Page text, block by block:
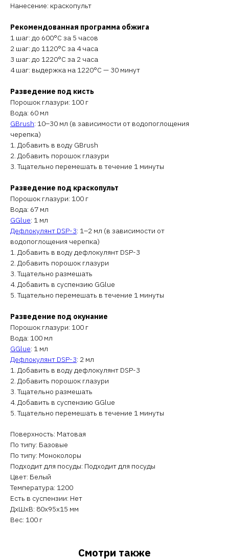
Нанесение: краскопульт
Рекомендованная программа обжига
1 шаг: до 600°C за 5 часов
2 шаг: до 1120°C за 4 часа
3 шаг: до 1220°C за 2 часа
4 шаг: выдержка на 1220°C — 30 минут
Разведение под кисть
Порошок глазури: 100 г
Вода: 60 мл
GBrush: 10–30 мл (в зависимости от водопоглощения
черепка)
1. Добавить в воду GBrush
2. Добавить порошок глазури
3. Тщательно перемешать в течение 1 минуты
Разведение под краскопульт
Порошок глазури: 100 г
Вода: 67 мл
GGlue: 1 мл
Дефлокулянт DSP-3: 1–2 мл (в зависимости от
водопоглощения черепка)
1. Добавить в воду дефлокулянт DSP-3
2. Добавить порошок глазури
3. Тщательно размешать
4. Добавить в суспензию GGlue
5. Тщательно перемешать в течение 1 минуты
Разведение под окунание
Порошок глазури: 100 г
Вода: 100 мл
GGlue: 1 мл
Дефлокулянт DSP-3: 2 мл
1. Добавить в воду дефлокулянт DSP-3
2. Добавить порошок глазури
3. Тщательно размешать
4. Добавить в суспензию GGlue
5. Тщательно перемешать в течение 1 минуты
Поверхность: Матовая
По типу: Базовые
По типу: Моноколоры
Подходит для посуды: Подходит для посуды
Цвет: Белый
Температура: 1200
Есть в суспензии: Нет
ДxШxВ: 80x95x15 мм
Вес: 100 г
Смотри также